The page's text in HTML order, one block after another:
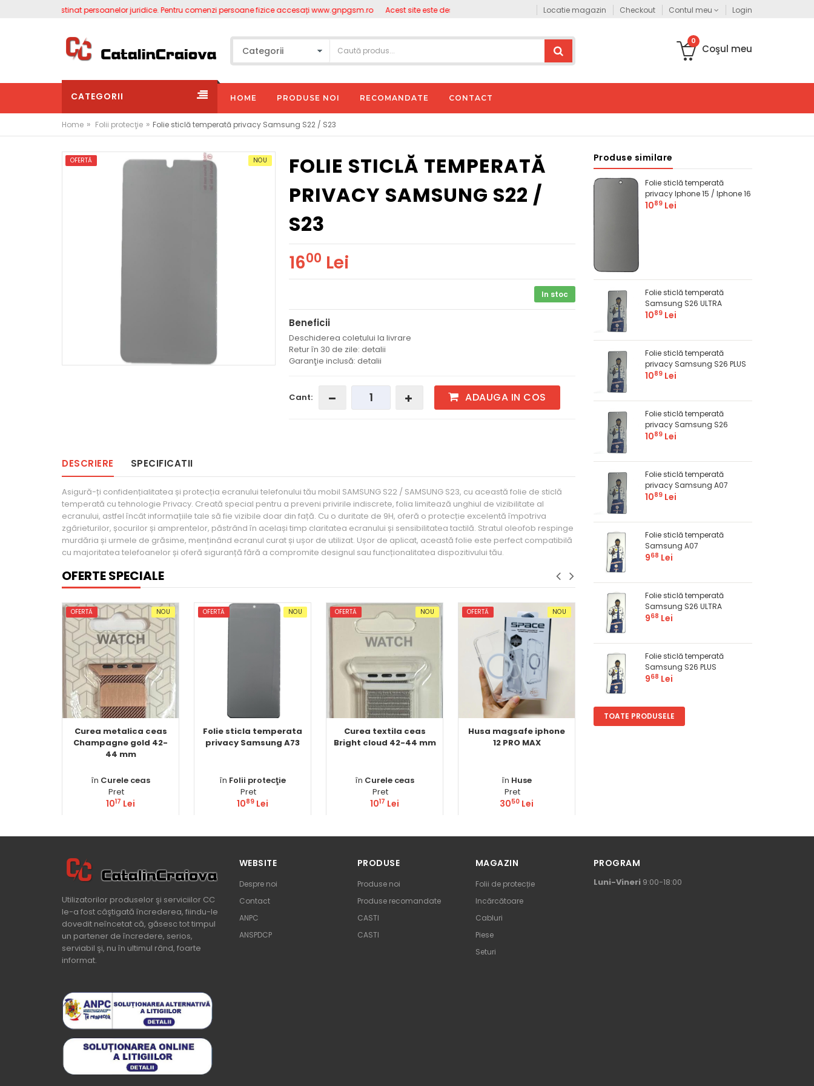
este destinat persoanelor juridice. Pentru comenzi persoane fizice accesați www.gnpgsm.ro Acest site este destinat persoanelor juridice. Pentru comenzi persoane fizice accesați www.gnpgsm.ro Acest site este
Locatie magazin Checkout Contul meu Login
0
Coşul meu
CATEGORII HOME PRODUSE NOI RECOMANDATE CONTACT
Home » Folii protecţie » Folie sticlă temperată privacy Samsung S22 / S23
OFERTĂ NOU
FOLIE STICLĂ TEMPERATĂ
PRIVACY SAMSUNG S22 /
S23
1600 Lei
In stoc
Beneficii
Deschiderea coletului la livrare
Retur în 30 de zile: detalii
Garanţie inclusă: detalii
Cant: ADAUGA IN COS
DESCRIERE SPECIFICATII
Asigură-ți confidențialitatea și protecția ecranului telefonului tău mobil SAMSUNG S22 / SAMSUNG S23, cu această folie de sticlă
temperată cu tehnologie Privacy. Creată special pentru a preveni privirile indiscrete, folia limitează unghiul de vizibilitate al
ecranului, astfel încât informațiile tale să fie vizibile doar din față. Cu o duritate de 9H, oferă o protecție excelentă împotriva
zgârieturilor, șocurilor și amprentelor, păstrând în același timp claritatea ecranului și sensibilitatea tactilă. Stratul oleofob respinge
murdăria și urmele de grăsime, menținând ecranul curat și ușor de utilizat. Ușor de aplicat, această folie este perfect compatibilă
cu majoritatea telefoanelor și oferă siguranță fără a compromite designul sau funcționalitatea dispozitivului tău.
OFERTE SPECIALE
OFERTĂ NOU
Curea metalica ceas
Champagne gold 42-
44 mm
în Curele ceas
Pret
1017 Lei
Comandă
OFERTĂ NOU
Folie sticla temperata
privacy Samsung A73
în Folii protecţie
Pret
1089 Lei
Comandă
OFERTĂ NOU
Curea textila ceas
Bright cloud 42-44 mm
în Curele ceas
Pret
1017 Lei
Comandă
OFERTĂ NOU
Husa magsafe iphone
12 PRO MAX
în Huse
Pret
3050 Lei
Comandă
OFERTĂ NOU
Comandă Comandă
Produse similare
Folie sticlă temperată
privacy Iphone 15 / Iphone 16
1089Lei
Folie sticlă temperată
Samsung S26 ULTRA
1089Lei
Folie sticlă temperată
privacy Samsung S26 PLUS
1089Lei
Folie sticlă temperată
privacy Samsung S26
1089Lei
Folie sticlă temperată
privacy Samsung A07
1089Lei
Folie sticlă temperată
Samsung A07
968 Lei
Folie sticlă temperată
Samsung S26 ULTRA
968 Lei
Folie sticlă temperată
Samsung S26 PLUS
968 Lei
TOATE PRODUSELE
Utilizatorilor produselor şi serviciilor CC
le-a fost câştigată încrederea, fiindu-le
dovedit neîncetat că, găsesc tot timpul
un partener de încredere, serios,
serviabil şi, nu în ultimul rând, foarte
informat.
WEBSITE
Despre noi
Contact
ANPC
ANSPDCP
PRODUSE
Produse noi
Produse recomandate
CASTI
CASTI
MAGAZIN
Folii de protecție
Incărcătoare
Cabluri
Piese
Seturi
PROGRAM
Luni-Vineri9:00-18:00